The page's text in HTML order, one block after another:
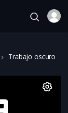
Trabajo oscuro